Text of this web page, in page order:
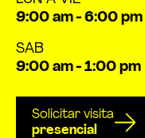
9:00 am - 6:00 pm
SAB
9:00 am - 1:00 pm
Solicitar visita
presencial